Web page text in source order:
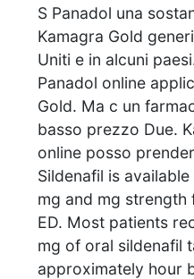
S Panadol una
Kamagra Gold
Uniti e in alcuni
Panadol online
Gold. Ma c un
basso prezzo Due.
online posso
Sildenafil is
mg and mg
ED. Most patients
mg of oral sildenafil
approximately hour